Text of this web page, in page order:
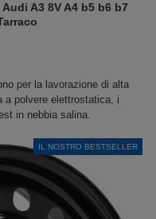
A3 8V A4 b5 b6 b7
per la lavorazione di alta
a polvere elettrostatica, i
in nebbia salina.
IL NOSTRO BESTSELLER